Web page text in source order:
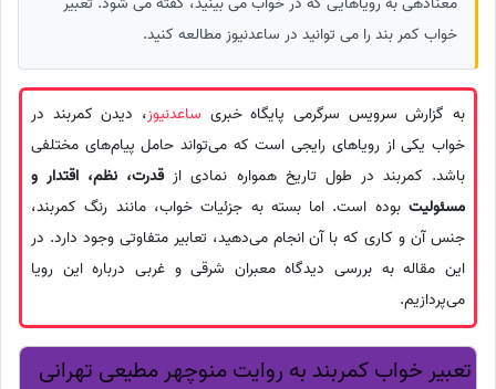
خواب کمر بند را می توانید در ساعدنیوز مطالعه کنید.
به گزارش سرویس سرگرمی پایگاه خبری ساعدنیوز، دیدن کمربند در
خواب یکی از رویاهای رایجی است که می‌تواند حامل پیام‌های مختلفی
باشد. کمربند در طول تاریخ همواره نمادی ازقدرت، نظم، اقتدار و
مسئولیت بوده است. اما بسته به جزئیات خواب، مانند رنگ کمربند،
جنس آن و کاری که با آن انجام می‌دهید، تعابیر متفاوتی وجود دارد. در
این مقاله به بررسی دیدگاه معبران شرقی و غربی درباره این رویا
می‌پردازیم.
تعبیر خواب کمربند به روایت منوچهر مطیعی تهرانی